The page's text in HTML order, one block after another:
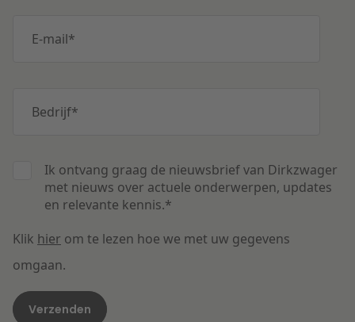
E-mail*
Bedrijf*
Ik ontvang graag de nieuwsbrief van Dirkzwager
met nieuws over actuele onderwerpen, updates
en relevante kennis.*
Klik hier om te lezen hoe we met uw gegevens
omgaan.